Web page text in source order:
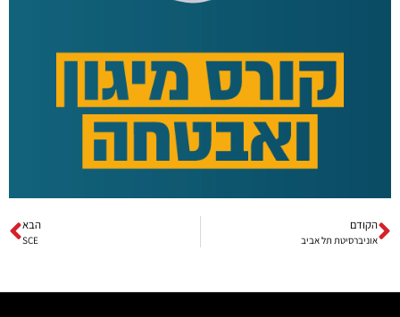
הקודם
אוניברסיטת תל אביב
הבא
SCE